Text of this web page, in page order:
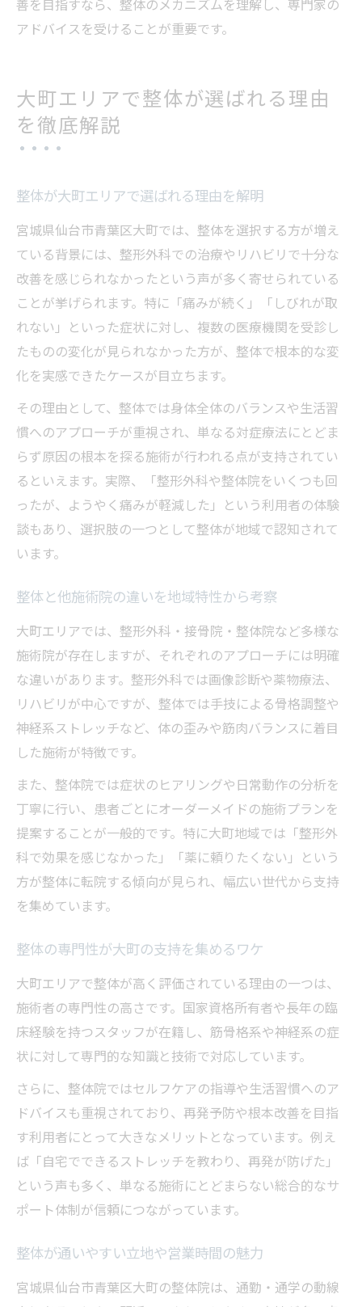
善を目指すなら、整体のメカニズムを理解し、専門家の
アドバイスを受けることが重要です。
大町エリアで整体が選ばれる理由
を徹底解説
整体が大町エリアで選ばれる理由を解明
宮城県仙台市青葉区大町では、整体を選択する方が増え
ている背景には、整形外科での治療やリハビリで十分な
改善を感じられなかったという声が多く寄せられている
ことが挙げられます。特に「痛みが続く」「しびれが取
れない」といった症状に対し、複数の医療機関を受診し
たものの変化が見られなかった方が、整体で根本的な変
化を実感できたケースが目立ちます。
その理由として、整体では身体全体のバランスや生活習
慣へのアプローチが重視され、単なる対症療法にとどま
らず原因の根本を探る施術が行われる点が支持されてい
るといえます。実際、「整形外科や整体院をいくつも回
ったが、ようやく痛みが軽減した」という利用者の体験
談もあり、選択肢の一つとして整体が地域で認知されて
います。
整体と他施術院の違いを地域特性から考察
大町エリアでは、整形外科・接骨院・整体院など多様な
施術院が存在しますが、それぞれのアプローチには明確
な違いがあります。整形外科では画像診断や薬物療法、
リハビリが中心ですが、整体では手技による骨格調整や
神経系ストレッチなど、体の歪みや筋肉バランスに着目
した施術が特徴です。
また、整体院では症状のヒアリングや日常動作の分析を
丁寧に行い、患者ごとにオーダーメイドの施術プランを
提案することが一般的です。特に大町地域では「整形外
科で効果を感じなかった」「薬に頼りたくない」という
方が整体に転院する傾向が見られ、幅広い世代から支持
を集めています。
整体の専門性が大町の支持を集めるワケ
大町エリアで整体が高く評価されている理由の一つは、
施術者の専門性の高さです。国家資格所有者や長年の臨
床経験を持つスタッフが在籍し、筋骨格系や神経系の症
状に対して専門的な知識と技術で対応しています。
さらに、整体院ではセルフケアの指導や生活習慣へのア
ドバイスも重視されており、再発予防や根本改善を目指
す利用者にとって大きなメリットとなっています。例え
ば「自宅でできるストレッチを教わり、再発が防げた」
という声も多く、単なる施術にとどまらない総合的なサ
ポート体制が信頼につながっています。
整体が通いやすい立地や営業時間の魅力
宮城県仙台市青葉区大町の整体院は、通勤・通学の動線